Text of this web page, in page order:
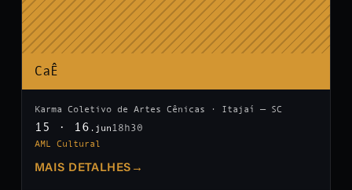
CaÊ
Karma Coletivo de Artes Cênicas · Itajaí — SC
15 · 16 .jun 18h30
AML Cultural
MAIS DETALHES →